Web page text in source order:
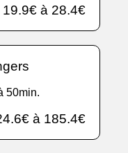
19.9€ à 28.4€
50min.
à 185.4€